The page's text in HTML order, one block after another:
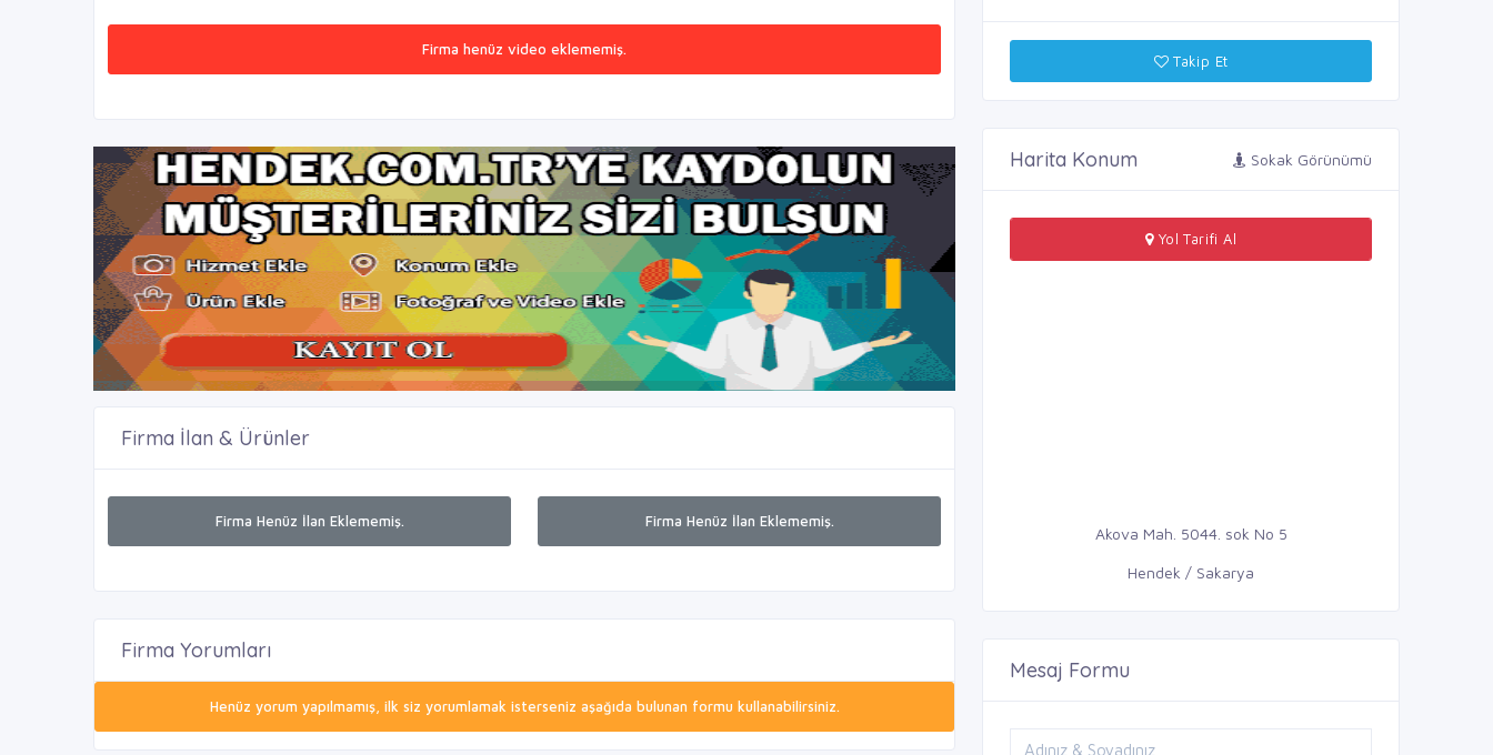
Firma henüz video eklememiş.
Firma İlan & Ürünler
Firma Henüz İlan Eklememiş. Firma Henüz İlan Eklememiş.
Firma Yorumları
Henüz yorum yapılmamış, ilk siz yorumlamak isterseniz aşağıda bulunan formu kullanabilirsiniz.
Takip Et
Harita Konum Sokak Görünümü
Yol Tarifi Al
Akova Mah. 5044. sok No 5
Hendek / Sakarya
Mesaj Formu